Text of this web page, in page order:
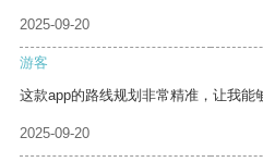
2025-09-20
游客
这款app的路线规划非常精准，让我能
2025-09-20